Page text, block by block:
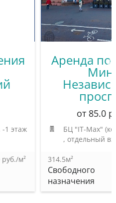
-1 этаж
руб./м²
Аренда
от 85.0
БЦ "IT-Max"
, отдельный
314.5м²
Свободного
назначения